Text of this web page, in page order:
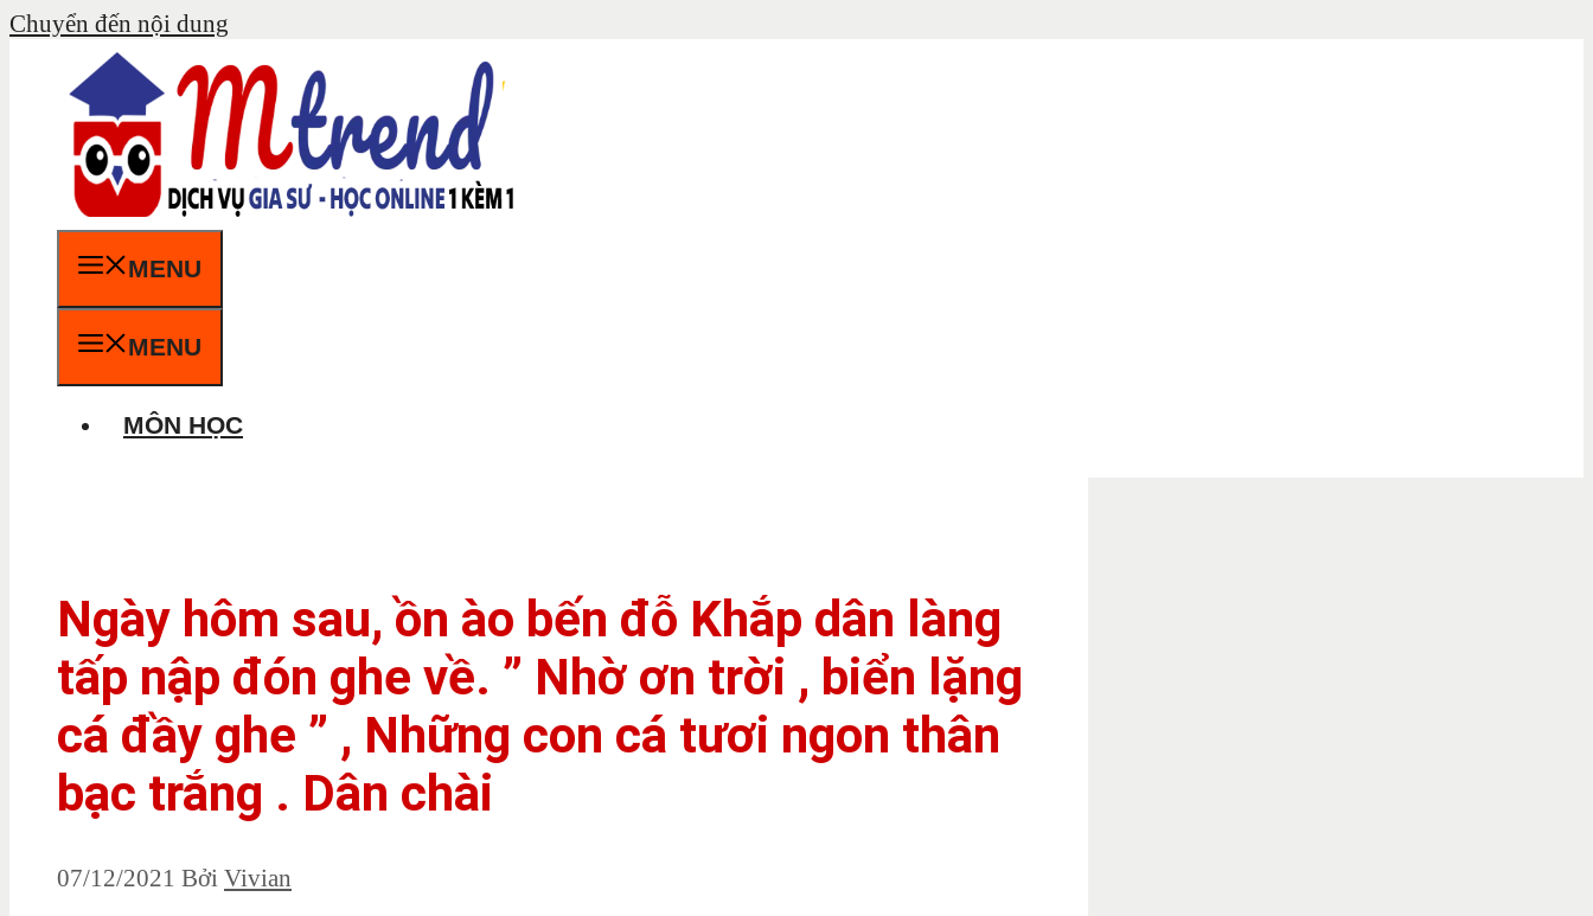
Chuyển đến nội dung
MENU
MENU
MÔN HỌC
Ngày hôm sau, ồn ào bến đỗ Khắp dân làng
tấp nập đón ghe về. ” Nhờ ơn trời , biển lặng
cá đầy ghe ” , Những con cá tươi ngon thân
bạc trắng . Dân chài
07/12/2021 Bởi Vivian